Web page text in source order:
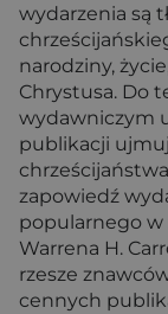
wydarzenia są
narodziny,
Chrystusa. Do
wydawniczym
publikacji
zapowiedź
popularnego
Warrena H.
rzesze
cennych